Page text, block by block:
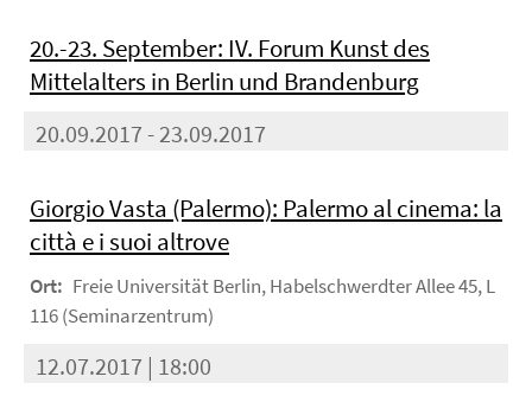
20.-23. September: IV. Forum Kunst des
Mittelalters in Berlin und Brandenburg
20.09.2017 - 23.09.2017
Giorgio Vasta (Palermo): Palermo al cinema: la
città e i suoi altrove
Ort: Freie Universität Berlin, Habelschwerdter Allee 45, L
116 (Seminarzentrum)
12.07.2017 | 18:00